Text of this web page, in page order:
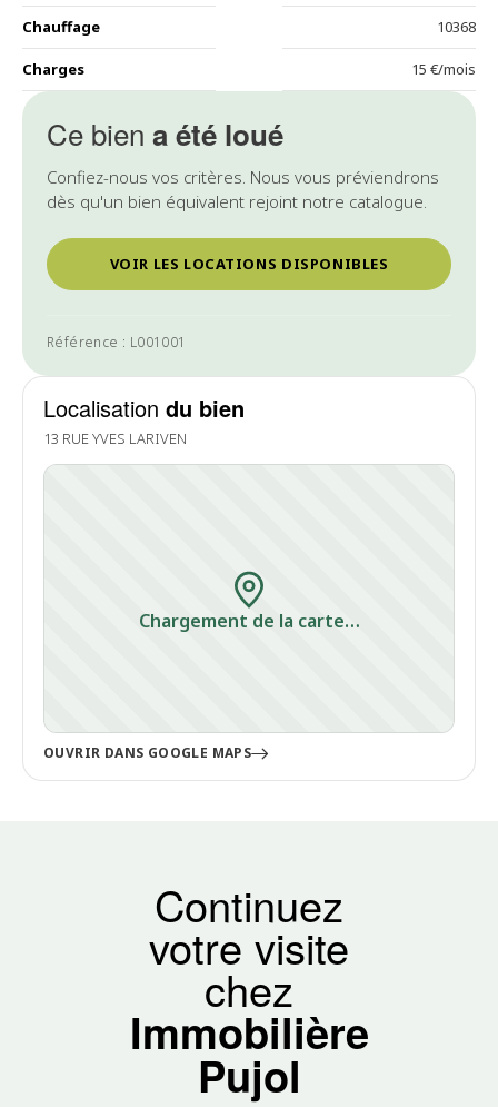
Ce bien a été loué
Confiez-nous vos critères. Nous vous préviendrons
dès qu'un bien équivalent rejoint notre catalogue.
VOIR LES LOCATIONS DISPONIBLES
Référence : L001001
Localisation du bien
13 RUE YVES LARIVEN
Chargement de la carte…
OUVRIR DANS GOOGLE MAPS
Chauffage 10368
Charges 15 €/mois
Continuez
votre visite
chez
Immobilière
Pujol